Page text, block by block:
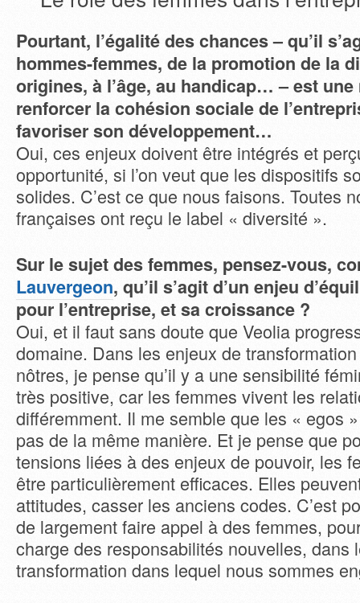
Pourtant, l’égalité des chances – qu’il
hommes-femmes, de la promotion de la
origines, à l’âge, au handicap… – est une
renforcer la cohésion sociale de
favoriser son développement…
Oui, ces enjeux doivent être intégrés et
opportunité, si l’on veut que les dispositifs
solides. C’est ce que nous faisons. Toutes
françaises ont reçu le label « diversité ».
Sur le sujet des femmes, pensez-vous,
Lauvergeon, qu’il s’agit d’un enjeu
pour l’entreprise, et sa croissance ?
Oui, et il faut sans doute que Veolia
domaine. Dans les enjeux de
nôtres, je pense qu’il y a une sensibilité
très positive, car les femmes vivent les
différemment. Il me semble que les « egos
pas de la même manière. Et je pense que
tensions liées à des enjeux de pouvoir, les
être particulièrement efficaces. Elles
attitudes, casser les anciens codes. C’est
de largement faire appel à des femmes,
charge des responsabilités nouvelles, dans
transformation dans lequel nous sommes